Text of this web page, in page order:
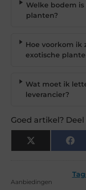
Welke bodem
planten?
Hoe voorkom ik
exotische
Wat moet ik
leverancier?
Goed artikel?
X
(Twitter)
Aanbiedingen